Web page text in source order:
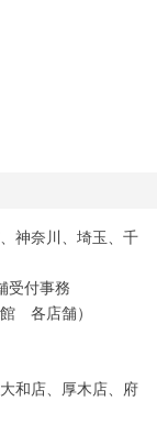
神奈川、埼玉、千
受付事務
各店舗）
和店、厚木店、府